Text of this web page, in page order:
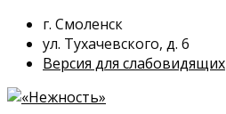
г. Смоленск
ул. Тухачевского, д. 6
Версия для слабовидящих